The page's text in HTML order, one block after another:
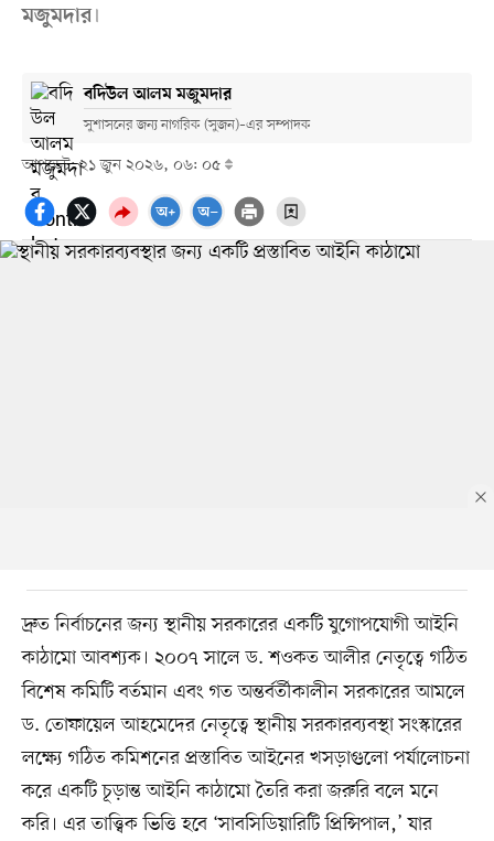
মজুমদার।
বদিউল আলম মজুমদার
সুশাসনের জন্য নাগরিক (সুজন)–এর সম্পাদক
আপডেট: ২১ জুন ২০২৬, ০৬: ০৫
দ্রুত নির্বাচনের জন্য স্থানীয় সরকারের একটি যুগোপযোগী আইনি
কাঠামো আবশ্যক। ২০০৭ সালে ড. শওকত আলীর নেতৃত্বে গঠিত
বিশেষ কমিটি বর্তমান এবং গত অন্তর্বর্তীকালীন সরকারের আমলে
ড. তোফায়েল আহমেদের নেতৃত্বে স্থানীয় সরকারব্যবস্থা সংস্কারের
লক্ষ্যে গঠিত কমিশনের প্রস্তাবিত আইনের খসড়াগুলো পর্যালোচনা
করে একটি চূড়ান্ত আইনি কাঠামো তৈরি করা জরুরি বলে মনে
করি। এর তাত্ত্বিক ভিত্তি হবে ‘সাবসিডিয়ারিটি প্রিন্সিপাল,’ যার